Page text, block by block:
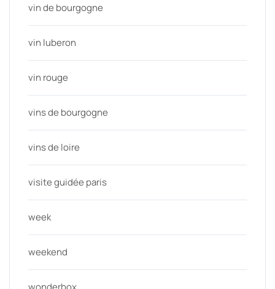
vin de bourgogne
vin luberon
vin rouge
vins de bourgogne
vins de loire
visite guidée paris
week
weekend